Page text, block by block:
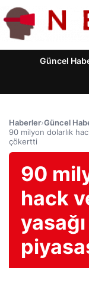
Güncel
Haberler›Güncel
90 milyon dolarlık
çökertti
90
hack